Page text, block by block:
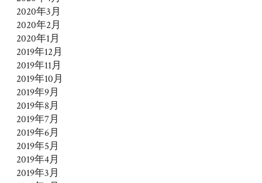
2020年3月
2020年2月
2020年1月
2019年12月
2019年11月
2019年10月
2019年9月
2019年8月
2019年7月
2019年6月
2019年5月
2019年4月
2019年3月